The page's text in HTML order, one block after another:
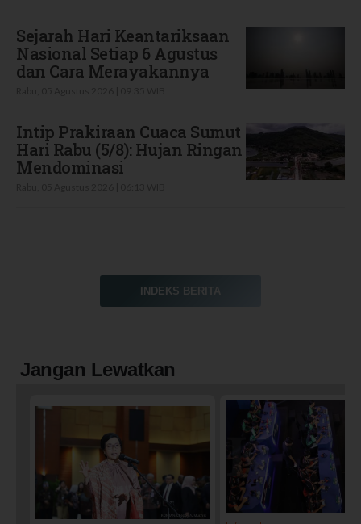
Sejarah Hari Keantariksaan
Nasional Setiap 6 Agustus
dan Cara Merayakannya
Intip Prakiraan Cuaca Sumut
Hari Rabu (5/8): Hujan Ringan
Mendominasi
INDEKS BERITA
Jangan Lewatkan